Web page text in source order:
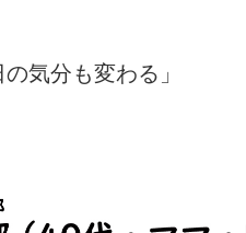
気分も変わる」